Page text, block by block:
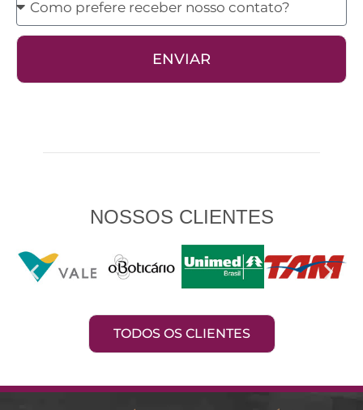
prefere
receber
ENVIAR
NOSSOS CLIENTES
TODOS OS CLIENTES